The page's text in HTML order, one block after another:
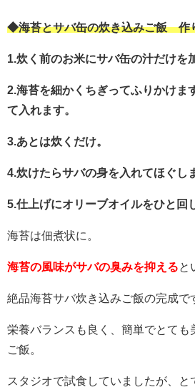
◆海苔とサバ缶の炊き込みご飯 作
1.炊く前のお米にサバ缶の汁だけを
2.海苔を細かくちぎってふりかけま
て入れます。
3.あとは炊くだけ。
4.炊けたらサバの身を入れてほぐし
5.仕上げにオリーブオイルをひと回
海苔は佃煮状に。
海苔の風味がサバの臭みを抑える と
絶品海苔サバ炊き込みご飯の完成で
栄養バランスも良く、簡単でとても
ご飯。
スタジオで試食していましたが、と